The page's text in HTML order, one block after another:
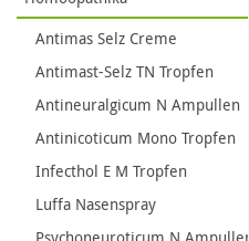
Antimas Selz Creme
Antimast-Selz TN Tropfen
Antineuralgicum N Ampullen
Antinicoticum Mono Tropfen
Infecthol E M Tropfen
Luffa Nasenspray